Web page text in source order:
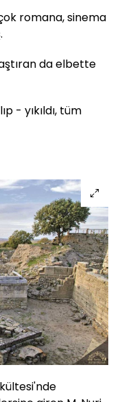
romana, sinema
da elbette
- yıkıldı, tüm